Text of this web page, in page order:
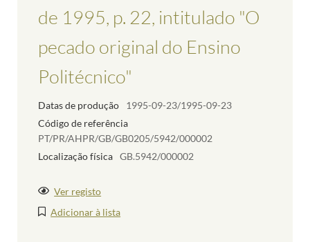
de 1995, p. 22, intitulado "O
pecado original do Ensino
Politécnico"
Datas de produção
1995-09-23/1995-09-23
Código de referência
PT/PR/AHPR/GB/GB0205/5942/000002
Localização física GB.5942/000002
Ver registo
Adicionar à lista